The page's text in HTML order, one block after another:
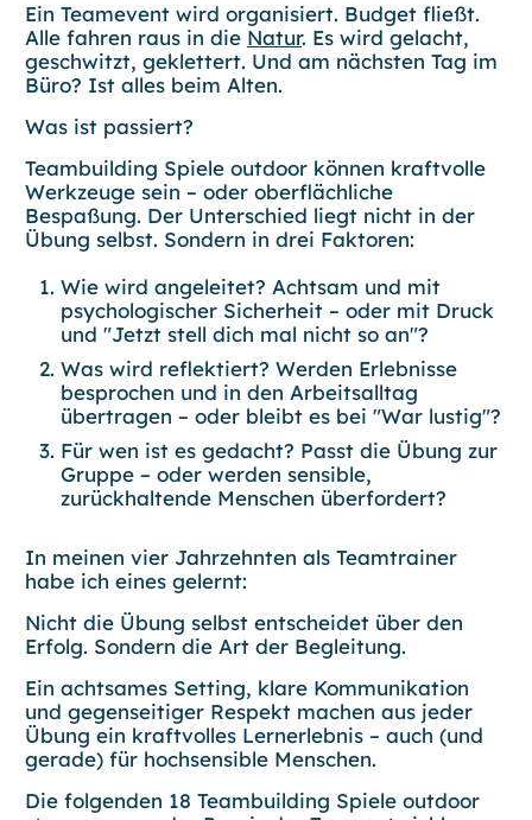
Ein Teamevent wird organisiert. Budget fließt.
Alle fahren raus in die Natur. Es wird gelacht,
geschwitzt, geklettert. Und am nächsten Tag im
Büro? Ist alles beim Alten.
Was ist passiert?
Teambuilding Spiele outdoor können kraftvolle
Werkzeuge sein – oder oberflächliche
Bespaßung. Der Unterschied liegt nicht in der
Übung selbst. Sondern in drei Faktoren:
Wie wird angeleitet? Achtsam und mit
psychologischer Sicherheit – oder mit Druck
und "Jetzt stell dich mal nicht so an"?
Was wird reflektiert? Werden Erlebnisse
besprochen und in den Arbeitsalltag
übertragen – oder bleibt es bei "War lustig"?
Für wen ist es gedacht? Passt die Übung zur
Gruppe – oder werden sensible,
zurückhaltende Menschen überfordert?
In meinen vier Jahrzehnten als Teamtrainer
habe ich eines gelernt:
Nicht die Übung selbst entscheidet über den
Erfolg. Sondern die Art der Begleitung.
Ein achtsames Setting, klare Kommunikation
und gegenseitiger Respekt machen aus jeder
Übung ein kraftvolles Lernerlebnis – auch (und
gerade) für hochsensible Menschen.
Die folgenden 18 Teambuilding Spiele outdoor